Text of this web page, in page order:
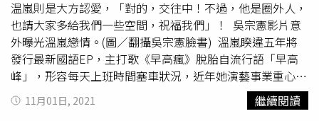
温嵐則是大方認愛，「對的，交往中！不過，他是圈外人，
也請大家多給我們一些空間，祝福我們」！ 吳宗憲影片意
外曝光溫嵐戀情。(圖／翻攝吳宗憲臉書) 溫嵐睽違五年將
發行最新國語EP，主打歌《早高瘋》脫胎自流行語「早高
峰」，形容每天上班時間塞車狀況，近年她演藝事業重心轉
往中國，沒想到吳宗憲日前PO出3月慶祝「
憲憲家族」25週
年，藝人們在方文山工作室的歡唱影片，卻意外曝光溫嵐和
11月01日, 2021 繼續閱讀